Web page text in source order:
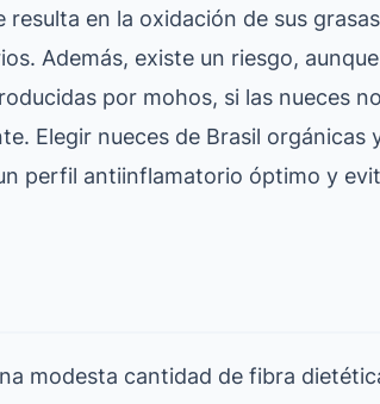
resulta en la oxidación de sus
Además, existe un riesgo,
por mohos, si las nueces
Elegir nueces de Brasil
perfil antiinflamatorio óptimo y
modesta cantidad de fibra